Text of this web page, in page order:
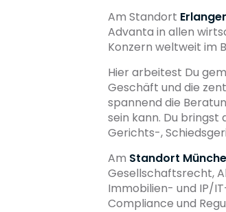
Am Standort
Advanta in allen
Konzern weltweit im
Hier arbeitest Du
Geschäft und die
spannend die
sein kann. Du
Gerichts-,
Am Standort
Gesellschaftsrecht,
Immobilien- und IP/
Compliance und